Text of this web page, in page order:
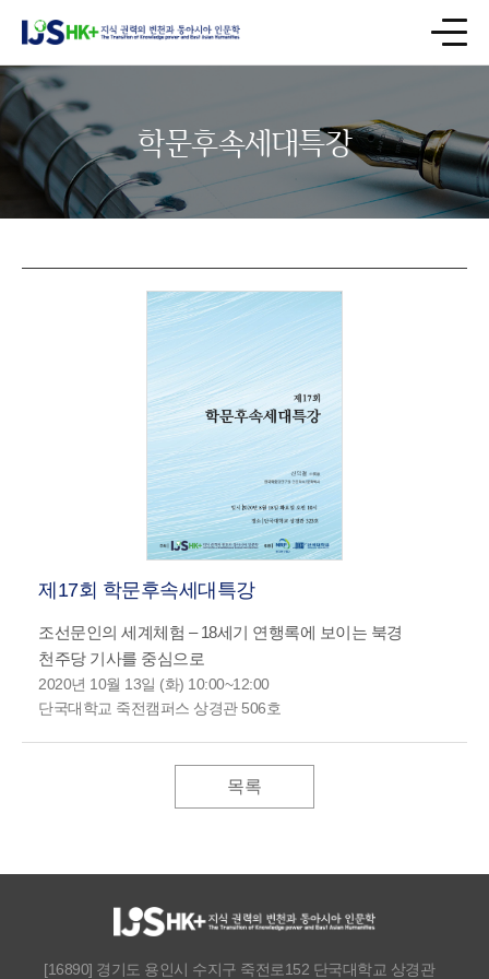
학문후속세대특강
제17회 학문후속세대특강
조선문인의 세계체험 – 18세기 연행록에 보이는 북경
천주당 기사를 중심으로
2020년 10월 13일 (화) 10:00~12:00
단국대학교 죽전캠퍼스 상경관 506호
목록
[16890] 경기도 용인시 수지구 죽전로152 단국대학교 상경관